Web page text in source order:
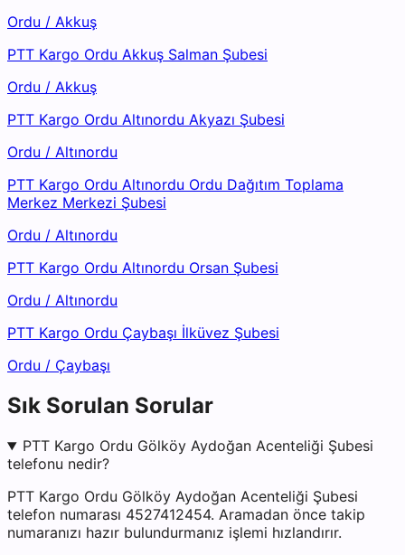
Ordu / Akkuş
PTT Kargo Ordu Akkuş Salman Şubesi
Ordu / Akkuş
PTT Kargo Ordu Altınordu Akyazı Şubesi
Ordu / Altınordu
PTT Kargo Ordu Altınordu Ordu Dağıtım Toplama
Merkez Merkezi Şubesi
Ordu / Altınordu
PTT Kargo Ordu Altınordu Orsan Şubesi
Ordu / Altınordu
PTT Kargo Ordu Çaybaşı İlküvez Şubesi
Ordu / Çaybaşı
Sık Sorulan Sorular
PTT Kargo Ordu Gölköy Aydoğan Acenteliği Şubesi
telefonu nedir?
PTT Kargo Ordu Gölköy Aydoğan Acenteliği Şubesi
telefon numarası 4527412454. Aramadan önce takip
numaranızı hazır bulundurmanız işlemi hızlandırır.